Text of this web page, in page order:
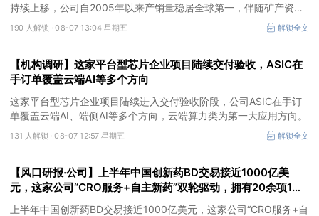
持续上移，公司自2005年以来产销量稳居全球第一，伴随矿产资源
产量增长与冶炼产能整合并举，公司市占率有望进一步提升，同时有
望充分受益金属价格上行。
190 人解锁 ·08-07 13:04 星期五 解锁全文
【机构调研】这家平台型芯片企业项目陆续交付验收，ASIC在
手订单覆盖云端AI等多个方向
这家平台型芯片企业项目陆续进入交付验收阶段，公司ASIC在手订
单覆盖云端AI、端侧AI等多个方向，云端算力类为第一大应用方向。
131 人解锁 ·08-07 12:57 星期五 解锁全文
【风口研报·公司】上半年中国创新药BD交易接近1000亿美
元，这家公司“CRO服务+自主新药”双轮驱动，拥有20余项1类
新药在研管线，覆盖肿瘤+自免+疼痛管理等重大领域
上半年中国创新药BD交易接近1000亿美元，这家公司“CRO服务+自